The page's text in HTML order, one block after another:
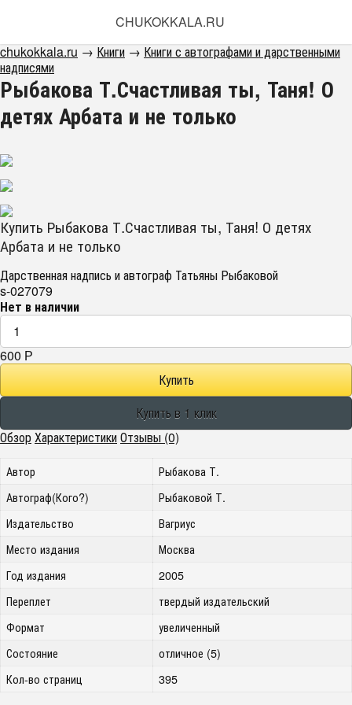
CHUKOKKALA.RU
chukokkala.ru → Книги → Книги с автографами и дарственными
надписями
Рыбакова Т.Счастливая ты, Таня! О
детях Арбата и не только
Купить Рыбакова Т.Счастливая ты, Таня! О детях
Арбата и не только
Дарственная надпись и автограф Татьяны Рыбаковой
s-027079
Нет в наличии
600 Р
ОбзорХарактеристикиОтзывы (0)
Автор
Рыбакова Т.
Автограф(Кого?)
Рыбаковой Т.
Издательство
Вагриус
Место издания
Москва
Год издания
2005
Переплет
твердый издательский
Формат
увеличенный
Состояние
отличное (5)
Кол-во страниц
395